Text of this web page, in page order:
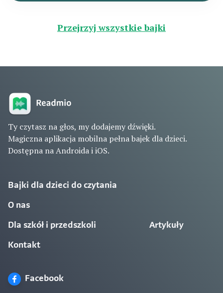
Przejrzyj wszystkie bajki
Ty czytasz na głos, my dodajemy dźwięki.
Magiczna aplikacja mobilna pełna bajek dla dzieci.
Dostępna na Androida i iOS.
Bajki dla dzieci do czytania
O nas
Dla szkół i przedszkoli
Kontakt
Artykuły
Facebook